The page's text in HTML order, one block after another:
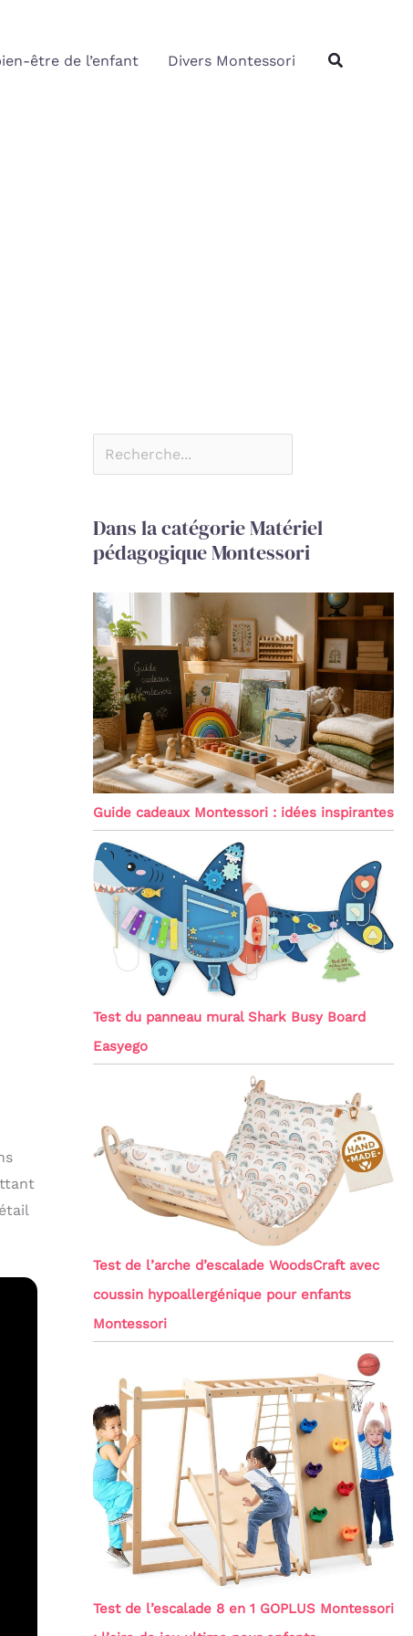
être de l’enfant Divers Montessori
Dans la catégorie Matériel
pédagogique Montessori
Guide cadeaux Montessori : idées inspirantes
Test du panneau mural Shark Busy Board
Easyego
Test de l’arche d’escalade WoodsCraft avec
coussin hypoallergénique pour enfants
Montessori
Test de l’escalade 8 en 1 GOPLUS Montessori